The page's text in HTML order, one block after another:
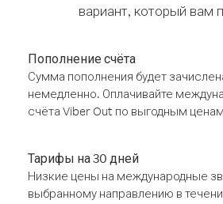
вариант, который вам
Пополнение счёта
Сумма пополнения будет
немедленно. Оплачивайте
счёта Viber Out по выгодным
Тарифы на 30 дней
Низкие цены на международные
выбранному направлению в